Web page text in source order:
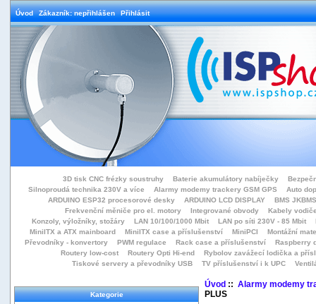
Úvod Zákazník: nepřihlášen Přihlásit
3D tisk CNC frézky soustruhy Baterie akumulátory nabíječky
Silnoproudá technika 230V a více
Alarmy modemy trackery GSM GPS
Auto
ARDUINO ESP32 procesorové desky
ARDUINO LCD DISPLAY
BMS
Frekvenční měniče pro el. motory
Integrované obvody
Kabely
Konzoly, výložníky, stožáry
LAN 10/100/1000 Mbit LAN po síti 230V - 85 Mbit
MiniITX a ATX mainboard
MiniITX case a příslušenství MiniPCI
Montážní
Převodníky - konvertory
PWM regulace Rack case a příslušenství
Raspberry
Routery low-cost
Routery Opti Hi-end
Rybolov zavážecí lodička a přísl
Tiskové servery a převodníky USB
TV příslušenství i k UPC
Kategorie
Úvod:: Alarmy modemy
PLUS